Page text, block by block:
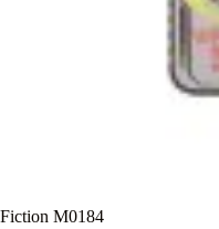
Fiction M0184